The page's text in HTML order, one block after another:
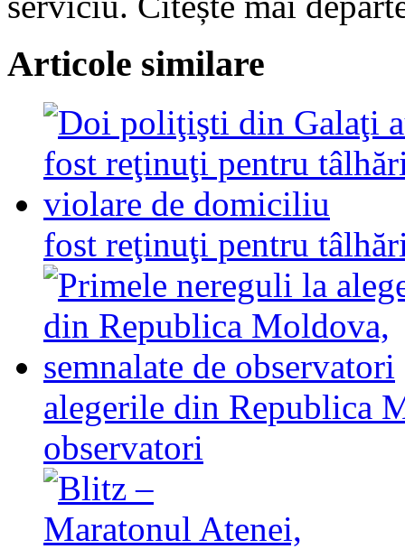
Articole similare
fost reţinuţi pentru
alegerile din Republica
observatori